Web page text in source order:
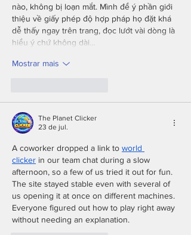
nào, không bị loạn mắt. Mình để ý phần giới
thiệu về giấy phép độ hợp pháp họ đặt khá
dễ thấy ngay trên trang, đọc lướt vài dòng là
hiểu ý chứ không dài…
Mostrar mais
The Planet Clicker
23 de jul.
A coworker dropped a link to world
clicker in our team chat during a slow
afternoon, so a few of us tried it out for fun.
The site stayed stable even with several of
us opening it at once on different machines.
Everyone figured out how to play right away
without needing an explanation.